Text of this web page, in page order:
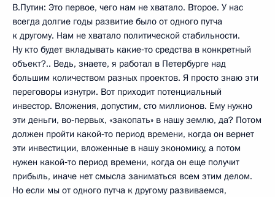
В.Путин: Это первое, чего нам не хватало. Второе. У нас
всегда долгие годы развитие было от одного путча
к другому. Нам не хватало политической стабильности.
Ну кто будет вкладывать какие‑то средства в конкретный
объект?.. Ведь, знаете, я работал в Петербурге над
большим количеством разных проектов. Я просто знаю эти
переговоры изнутри. Вот приходит потенциальный
инвестор. Вложения, допустим, сто миллионов. Ему нужно
эти деньги, во‑первых, «закопать» в нашу землю, да? Потом
должен пройти какой‑то период времени, когда он вернет
эти инвестиции, вложенные в нашу экономику, а потом
нужен какой‑то период времени, когда он еще получит
прибыль, иначе нет смысла заниматься всем этим делом.
Но если мы от одного путча к другому развиваемся,